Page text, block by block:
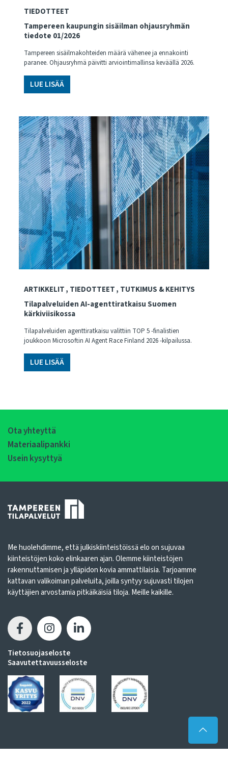
TIEDOTTEET
Tampereen kaupungin sisäilman ohjausryhmän
tiedote 01/2026
Tampereen sisäilmakohteiden määrä vähenee ja ennakointi
paranee. Ohjausryhmä päivitti arviointimallinsa keväällä 2026.
LUE LISÄÄ
ARTIKKELIT TIEDOTTEET TUTKIMUS & KEHITYS
Tilapalveluiden AI-agenttiratkaisu Suomen
kärkiviisikossa
Tilapalveluiden agenttiratkaisu valittiin TOP 5 -finalistien
joukkoon Microsoftin AI Agent Race Finland 2026 -kilpailussa.
LUE LISÄÄ
Ota yhteyttä
Materiaalipankki
Usein kysyttyä
Me huolehdimme, että julkiskiinteistöissä elo on sujuvaa
kiinteistöjen koko elinkaaren ajan. Olemme kiinteistöjen
rakennuttamisen ja ylläpidon kovia ammattilaisia. Tarjoamme
kattavan valikoiman palveluita, joilla syntyy sujuvasti tilojen
käyttäjien arvostamia pitkäikäisiä tiloja. Meille kaikille.
Tietosuojaseloste
Saavutettavuusseloste